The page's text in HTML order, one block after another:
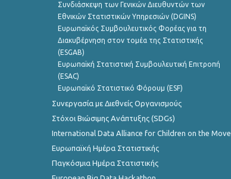
Συνδιάσκεψη των Γενικών Διευθυντών των
Εθνικών Στατιστικών Υπηρεσιών (DGINS)
Ευρωπαϊκός Συμβουλευτικός Φορέας για τη
Διακυβέρνηση στον τομέα της Στατιστικής
(ESGAB)
Ευρωπαϊκή Στατιστική Συμβουλευτική Επιτροπή
(ESAC)
Ευρωπαϊκό Στατιστικό Φόρουμ (ESF)
Συνεργασία με Διεθνείς Οργανισμούς
Στόχοι Βιώσιμης Ανάπτυξης (SDGs)
International Data Alliance for Children on the Move
Ευρωπαϊκή Ημέρα Στατιστικής
Παγκόσμια Ημέρα Στατιστικής